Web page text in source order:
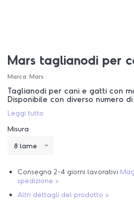
Mars taglianodi per
Marca: Mars
Taglianodi per cani e gatti con
Disponibile con diverso numero
Leggi tutto
Misura
Consegna 2-4 giorni lavorativi
spedizione >
Altri dettagli del prodotto >